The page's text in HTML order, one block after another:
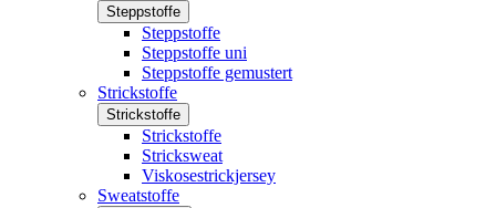
Steppstoffe
Steppstoffe
Steppstoffe uni
Steppstoffe gemustert
Strickstoffe
Strickstoffe
Strickstoffe
Stricksweat
Viskosestrickjersey
Sweatstoffe